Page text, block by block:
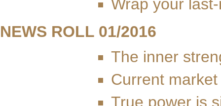
Wrap your
NEWS ROLL 01/2016
The inner
Current
True power is